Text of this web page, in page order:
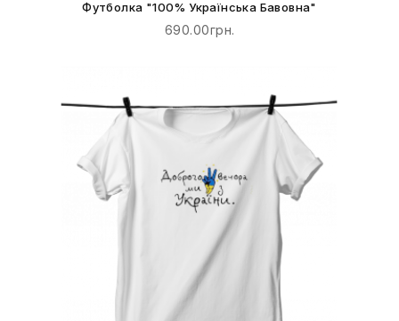
Футболка "100% Українська Бавовна"
690.00грн.